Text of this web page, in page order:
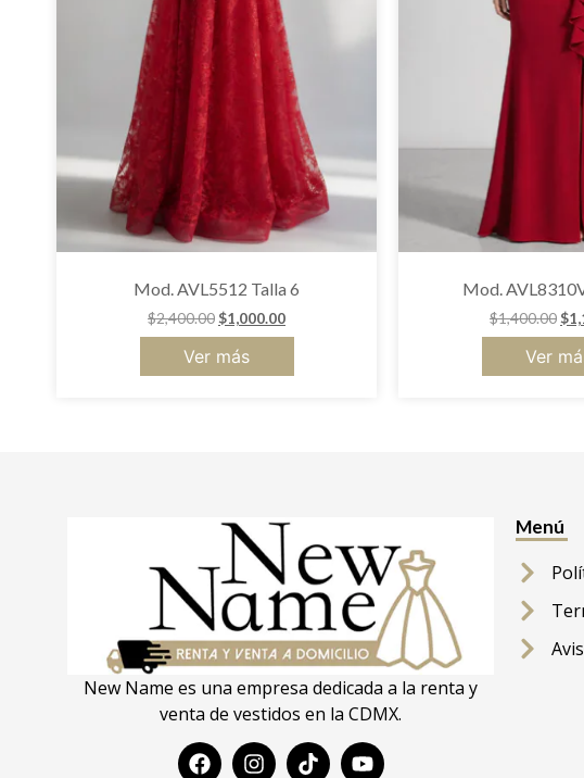
Mod. AVL5512 Talla 6
$2,400.00$1,000.00
Ver más
Mod.
$1,400.00$
Ver
New Name es una empresa dedicada a la renta y
venta de vestidos en la CDMX.
Menú